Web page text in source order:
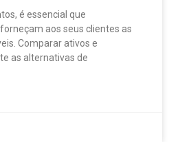
é essencial que
aos seus clientes as
Comparar ativos e
as alternativas de